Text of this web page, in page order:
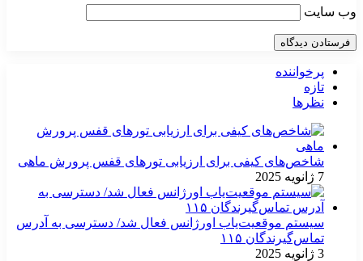
وب‌ سایت
پرخواننده
تازه
نظرها
شاخص‌های کیفی برای ارزیابی تورهای قفس پرورش ماهی
7 ژانویه 2025
سیستم موقعیت‌یاب اورژانس فعال شد/ دسترسی به آدرس
تماس‌گیرندگان ۱۱۵
3 ژانویه 2025